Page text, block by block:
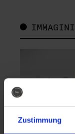
Zustimmung
IMMAGINI